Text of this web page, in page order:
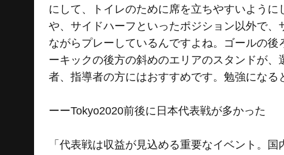
にして、トイレのために席を立ちやすいよう
や、サイドハーフといったポジション以外で
ながらプレーしているんですよね。ゴールの
ーキックの後方の斜めのエリアのスタンドが
者、指導者の方にはおすすめです。勉強になる
ーーTokyo2020前後に日本代表戦が多かった
「代表戦は収益が見込める重要なイベント。